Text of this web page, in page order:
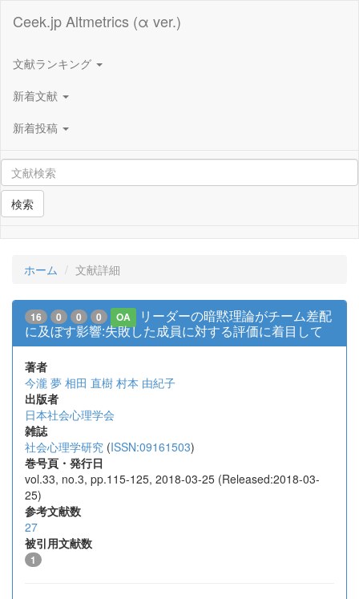
Ceek.jp Altmetrics (α ver.)
文献ランキング
新着文献
新着投稿
検索
ホーム 文献詳細
16 0 0 0 OA
リーダーの暗黙理論がチーム差配
に及ぼす影響:失敗した成員に対する評価に着目して
著者
今瀧 夢 相田 直樹 村本 由紀子
出版者
日本社会心理学会
雑誌
社会心理学研究 (ISSN:09161503)
巻号頁・発行日
vol.33, no.3, pp.115-125, 2018-03-25 (Released:2018-03-
25)
参考文献数
27
被引用文献数
1